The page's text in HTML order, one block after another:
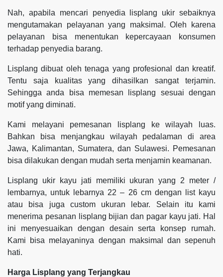
Nah, apabila mencari penyedia lisplang ukir sebaiknya
mengutamakan pelayanan yang maksimal. Oleh karena
pelayanan bisa menentukan kepercayaan konsumen
terhadap penyedia barang.
Lisplang dibuat oleh tenaga yang profesional dan kreatif.
Tentu saja kualitas yang dihasilkan sangat terjamin.
Sehingga anda bisa memesan lisplang sesuai dengan
motif yang diminati.
Kami melayani pemesanan lisplang ke wilayah luas.
Bahkan bisa menjangkau wilayah pedalaman di area
Jawa, Kalimantan, Sumatera, dan Sulawesi. Pemesanan
bisa dilakukan dengan mudah serta menjamin keamanan.
Lisplang ukir kayu jati memiliki ukuran yang 2 meter /
lembarnya, untuk lebarnya 22 – 26 cm dengan list kayu
atau bisa juga custom ukuran lebar. Selain itu kami
menerima pesanan lisplang bijian dan pagar kayu jati. Hal
ini menyesuaikan dengan desain serta konsep rumah.
Kami bisa melayaninya dengan maksimal dan sepenuh
hati.
Harga Lisplang yang Terjangkau